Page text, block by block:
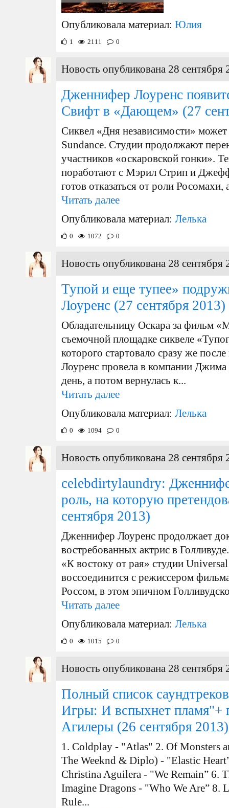
Опубликовала материал: Юлия
1 2111 0
Новость опубликована 28 сентября
Дженнифер Лоуренс
Свифт в «Дающем» (27
Сиквел «Дня независимости» может
Sundance. Студии продолжают
участников «оскаровской гонки».
поработают с Мэрил Стрип и
готов отказаться от роли Росомахи,
Читать далее
Опубликовала материал: Лелька
0 1072 0
Новость опубликована 28 сентября
Тупой и еще тупее»
Лоуренс (27 сентября 2013)
Обладательницу Оскара за фильм
съемочной площадке сиквеле
которого стартовало сразу же
Лоуренс провела в компании
день, а потом вернулась к...
Читать далее
Опубликовала материал: Лелька
0 1094 0
Новость опубликована 28 сентября
celebdirtylaundry:
роль, на которую
сентября 2013)
Дженнифер Лоуренс продолжает
востребованных актрис в
«К востоку от рая» студии
воссоединится с режиссером
Россом, в этом эпичном
Читать далее
Опубликовала материал: Лелька
0 1015 0
Новость опубликована 28 сентября
Полный список
Игры: И вспыхнет пламя"+
Агилеры (26 сентября 2013)
1. Coldplay - "Atlas" 2. Of Monsters
The Weeknd & Diplo) - "Elastic
Christina Aguilera - "We Remain” 6.
Imagine Dragons - "Who We Are” 8.
Rule...